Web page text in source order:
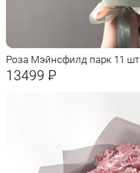
Роза Мэйнсфилд парк 11 шт
13499 Р